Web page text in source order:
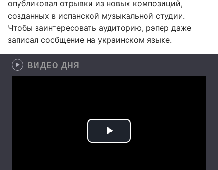
опубликовал отрывки из новых композиций,
созданных в испанской музыкальной студии.
Чтобы заинтересовать аудиторию, рэпер даже
записал сообщение на украинском языке.
ВИДЕО ДНЯ